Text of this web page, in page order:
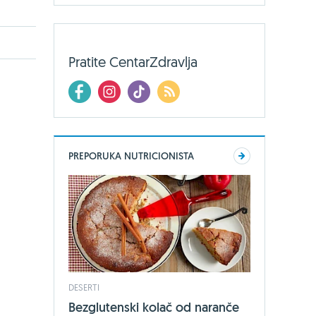
Pratite CentarZdravlja
PREPORUKA NUTRICIONISTA
DESERTI
Bezglutenski kolač od naranče